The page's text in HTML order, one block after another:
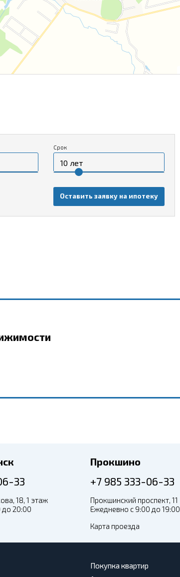
Срок
Оставить заявку на ипотеку
33
18, 1 этаж
до 20:00
Прокшино
+7 985 333-06-33
Прокшинский проспект, 11
Ежедневно с 9:00 до 19:00
Карта проезда
Покупка квартир